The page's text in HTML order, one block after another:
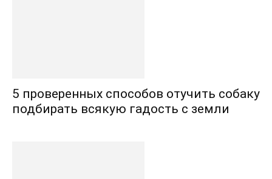
5 проверенных способов отучить собаку
подбирать всякую гадость с земли